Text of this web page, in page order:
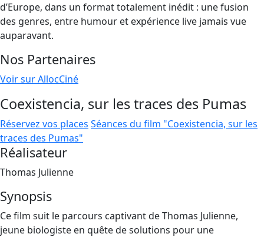
d’Europe, dans un format totalement inédit : une fusion
des genres, entre humour et expérience live jamais vue
auparavant.
Nos Partenaires
Voir sur AllocCiné
Coexistencia, sur les traces des Pumas
Réservez vos places Séances du film "Coexistencia, sur les
traces des Pumas"
Réalisateur
Thomas Julienne
Synopsis
Ce film suit le parcours captivant de Thomas Julienne,
jeune biologiste en quête de solutions pour une